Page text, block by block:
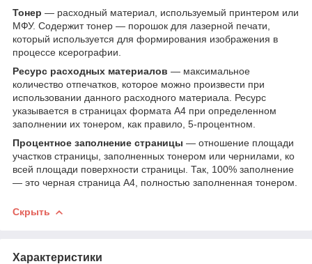
Тонер — расходный материал, используемый принтером или
МФУ. Содержит тонер — порошок для лазерной печати,
который используется для формирования изображения в
процессе ксерографии.
Ресурс расходных материалов — максимальное
количество отпечатков, которое можно произвести при
использовании данного расходного материала. Ресурс
указывается в страницах формата А4 при определенном
заполнении их тонером, как правило, 5-процентном.
Процентное заполнение страницы — отношение площади
участков страницы, заполненных тонером или чернилами, ко
всей площади поверхности страницы. Так, 100% заполнение
— это черная страница А4, полностью заполненная тонером.
Скрыть
Характеристики